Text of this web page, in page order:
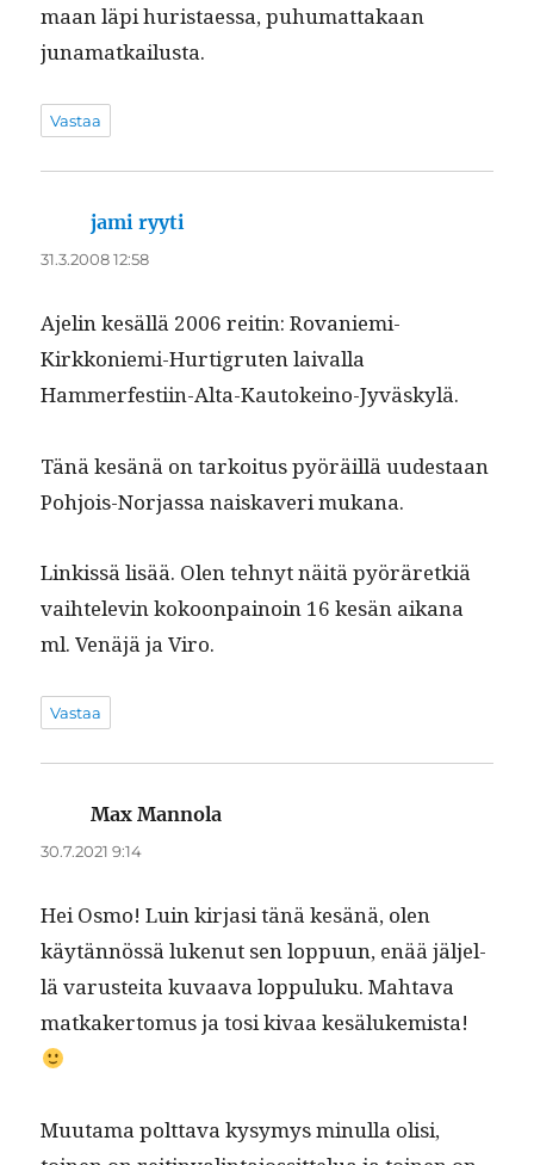
maan läpi huris­taes­sa, puhu­mat­takaan
junamatkailusta.
Vastaa
jami ryyti
31.3.2008 12:58
Ajelin kesäl­lä 2006 reitin: Rovanie­mi-
Kirkkonie­mi-Hur­tigruten laival­la
Hammerfestiin-Alta-Kautokeino-Jyväskylä.
Tänä kesänä on tarkoi­tus pyöräil­lä uud­estaan
Pohjois-Nor­jas­sa naiskaveri mukana.
Linkissä lisää. Olen tehnyt näitä pyöräretk­iä
vai­htelevin kokoon­pain­oin 16 kesän aikana
ml. Venäjä ja Viro.
Vastaa
Max Mannola
30.7.2021 9:14
Hei Osmo! Luin kir­jasi tänä kesänä, olen
käytän­nössä lukenut sen lop­pu­un, enää jäl­jel­
lä varustei­ta kuvaa­va lop­pu­luku. Mah­ta­va
matkak­er­to­mus ja tosi kivaa kesälukemista!
Muu­ta­ma polt­ta­va kysymys min­ul­la olisi,